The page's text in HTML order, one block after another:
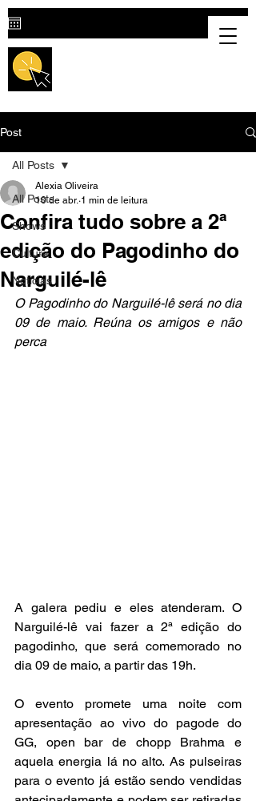
Post
All Posts
Shows
Cultura
Notícias
All Posts
Confira tudo sobre a 2ª
edição do Pagodinho do
Narguilé-lê
Alexia Oliveira
10 de abr. 1 min de leitura
O Pagodinho do Narguilé-lê será no dia
09 de maio. Reúna os amigos e não
perca
A galera pediu e eles atenderam. O
Narguilé-lê vai fazer a 2ª edição do
pagodinho, que será comemorado no
dia 09 de maio, a partir das 19h.
O evento promete uma noite com
apresentação ao vivo do pagode do
GG, open bar de chopp Brahma e
aquela energia lá no alto. As pulseiras
para o evento já estão sendo vendidas